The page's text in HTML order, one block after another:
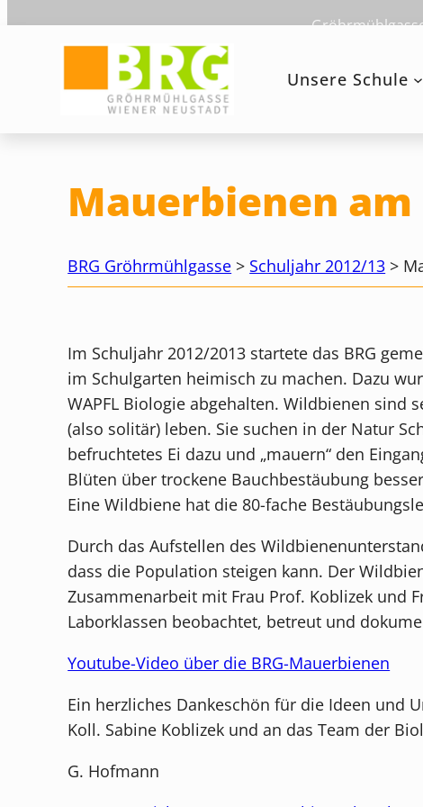
Unsere Schule
Mauerbienen am
BRG Gröhrmühlgasse > Schuljahr 2012/13 >
Im Schuljahr 2012/2013 startete das BRG
im Schulgarten heimisch zu machen. Dazu
WAPFL Biologie abgehalten. Wildbienen sind
(also solitär) leben. Sie suchen in der Natur
befruchtetes Ei dazu und „mauern“ den
Blüten über trockene Bauchbestäubung
Eine Wildbiene hat die 80-fache
Durch das Aufstellen des
dass die Population steigen kann. Der
Zusammenarbeit mit Frau Prof. Koblizek und
Laborklassen beobachtet, betreut und
Youtube-Video über die BRG-Mauerbienen
Ein herzliches Dankeschön für die Ideen und
Koll. Sabine Koblizek und an das Team der
G. Hofmann